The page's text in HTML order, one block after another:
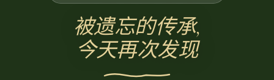
被遗忘的传承,
今天再次发现